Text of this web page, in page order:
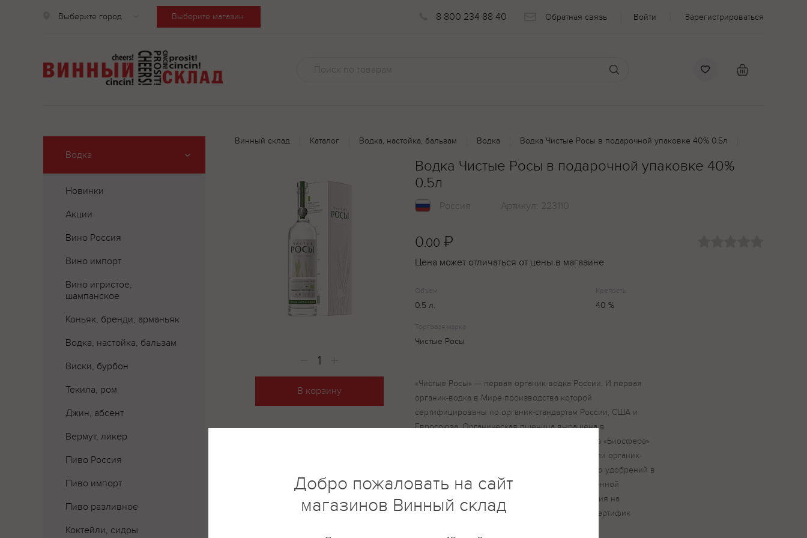
Выберите город Выберите магазин 8 800 234 88 40 Обратная связь Войти Зарегистрироваться
Водка
Новинки
Акции
Вино Россия
Вино импорт
Вино игристое,
шампанское
Коньяк, бренди, арманьяк
Водка, настойка, бальзам
Виски, бурбон
Текила, ром
Джин, абсент
Вермут, ликер
Пиво Россия
Пиво импорт
Пиво разливное
Коктейли, сидры
Винный склад Каталог Водка, настойка, бальзам Водка Водка Чистые Росы в подарочной упаковке 40% 0.5л
В корзину
Водка Чистые Росы в подарочной упаковке 40%
0.5л
Россия Артикул: 223110
0.00 ₽
Цена может отличаться от цены в магазине
Объем
0.5 л.
Крепость
40 %
Торговая марка
Чистые Росы
«Чистые Росы» — первая органик-водка России. И первая
органик-водка в Мире производства которой
сертифицированы по органик-стандартам России, США и
Евросоюза. Органическая пшеница выращена в
естественных условиях на полях эко-хозяйства «Биосфера»
(Республика Мордовия), почвы которого прошли органик-
сертификацию и не подвергались воздействию удобрений в
течение 18 лет. Спирт произведён по возрождённой
технологии естественного солодового брожения на
собственном спиртовом заводе, прошедшем сертифик
Добро пожаловать на сайт
магазинов Винный склад